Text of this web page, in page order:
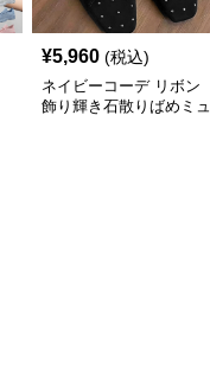
¥5,960 (税込)
ネイビーコーデ リボン
飾り輝き石散りばめミュ